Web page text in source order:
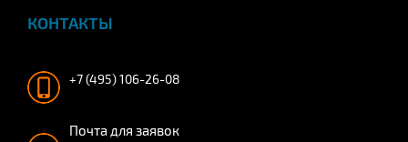
КОНТАКТЫ
+7 (495) 106-26-08
Почта для заявок